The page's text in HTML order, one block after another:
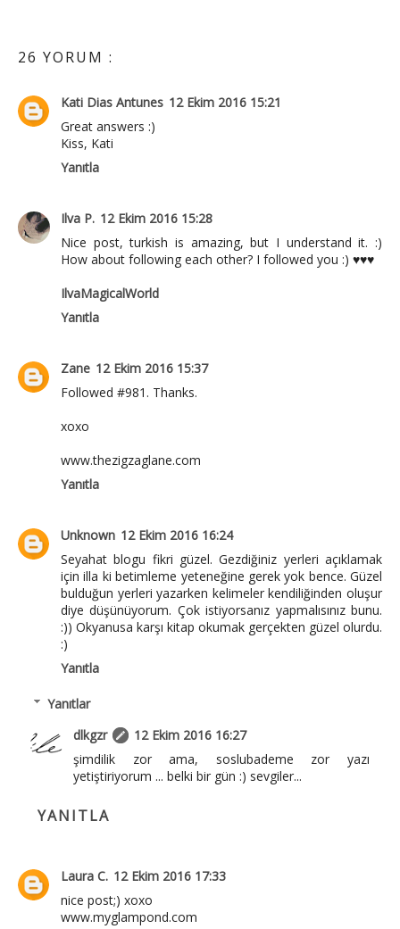
26 YORUM :
Kati Dias Antunes 12 Ekim 2016 15:21
Great answers :)
Kiss, Kati
Yanıtla
Ilva P. 12 Ekim 2016 15:28
Nice post, turkish is amazing, but I understand it. :)
How about following each other? I followed you :) ♥♥♥
IlvaMagicalWorld
Yanıtla
Zane 12 Ekim 2016 15:37
Followed #981. Thanks.
xoxo
www.thezigzaglane.com
Yanıtla
Unknown 12 Ekim 2016 16:24
Seyahat blogu fikri güzel. Gezdiğiniz yerleri açıklamak
için illa ki betimleme yeteneğine gerek yok bence. Güzel
bulduğun yerleri yazarken kelimeler kendiliğinden oluşur
diye düşünüyorum. Çok istiyorsanız yapmalısınız bunu.
:)) Okyanusa karşı kitap okumak gerçekten güzel olurdu.
:)
Yanıtla
Yanıtlar
dlkgzr
12 Ekim 2016 16:27
şimdilik zor ama, soslubademe zor yazı
yetiştiriyorum ... belki bir gün :) sevgiler...
YANITLA
Laura C. 12 Ekim 2016 17:33
nice post;) xoxo
www.myglampond.com